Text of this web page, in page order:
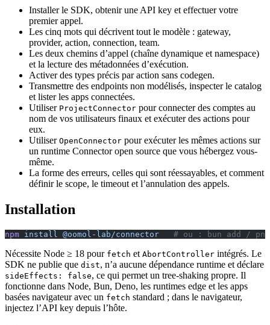
Installer le SDK, obtenir une API key et effectuer votre
premier appel.
Les cinq mots qui décrivent tout le modèle : gateway,
provider, action, connection, team.
Les deux chemins d’appel (chaîne dynamique et namespace)
et la lecture des métadonnées d’exécution.
Activer des types précis par action sans codegen.
Transmettre des endpoints non modélisés, inspecter le catalog
et lister les apps connectées.
Utiliser ProjectConnector pour connecter des comptes au
nom de vos utilisateurs finaux et exécuter des actions pour
eux.
Utiliser OpenConnector pour exécuter les mêmes actions sur
un runtime Connector open source que vous hébergez vous-
même.
La forme des erreurs, celles qui sont réessayables, et comment
définir le scope, le timeout et l’annulation des appels.
Installation
npm install @oomol-lab/connector
# ou : bun add /
Nécessite Node ≥ 18 pour fetch et AbortController intégrés. Le
SDK ne publie que dist, n’a aucune dépendance runtime et déclare
sideEffects: false, ce qui permet un tree-shaking propre. Il
fonctionne dans Node, Bun, Deno, les runtimes edge et les apps
basées navigateur avec un fetch standard ; dans le navigateur,
injectez l’API key depuis l’hôte.